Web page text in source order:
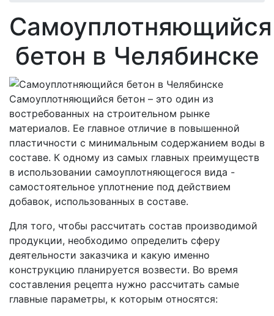
Самоуплотняющийся
бетон в Челябинске
Самоуплотняющийся бетон – это один из
востребованных на строительном рынке
материалов. Ее главное отличие в повышенной
пластичности с минимальным содержанием воды в
составе. К одному из самых главных преимуществ
в использовании самоуплотняющегося вида -
самостоятельное уплотнение под действием
добавок, использованных в составе.
Для того, чтобы рассчитать состав производимой
продукции, необходимо определить сферу
деятельности заказчика и какую именно
конструкцию планируется возвести. Во время
составления рецепта нужно рассчитать самые
главные параметры, к которым относятся: